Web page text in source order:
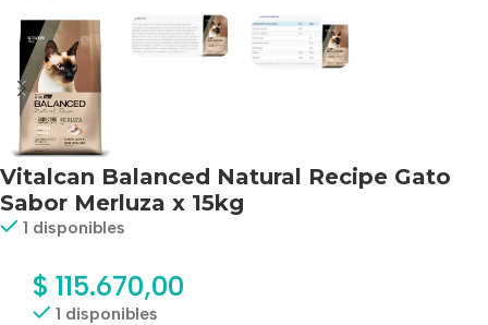
Vitalcan Balanced Natural Recipe Gato
Sabor Merluza x 15kg
1 disponibles
$ 115.670,00
1 disponibles